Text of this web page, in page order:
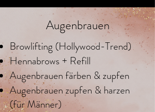
Augenbrauen
Browlifting (Hollywood-Trend)
Hennabrows + Refill
Augenbrauen färben & zupfen
Augenbrauen zupfen & harzen
(für Männer)